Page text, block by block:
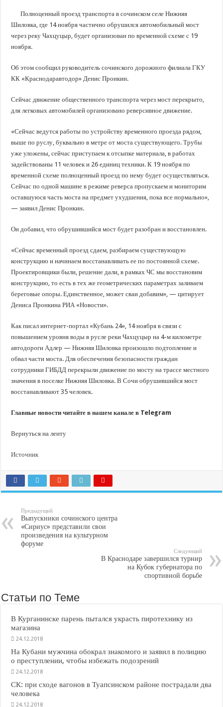
Важные правила обращения в вашу страховую компанию
В городах и районах Кубани отметили День России
Стартовал прием заявок на 20-й юбилейный молодежный форум «Регион 93»
Полноценный проезд транспорта в сочинском селе Нижняя
Шиловка, где 14 ноября частично обрушился автомобильный мост
через реку Чахцуцыр, будет организован по временной схеме с 19
ноября.
Об этом сообщил руководитель сочинского дорожного филиала ГКУ
КК «Краснодаравтодор» Денис Пронкин.
Сейчас движение общественного транспорта через мост перекрыто,
для легковых автомобилей организовано реверсивное движение.
«Сейчас ведутся работы по устройству временного проезда рядом,
выше по руслу, буквально в метре от моста существующего. Трубы
уже уложены, сейчас приступаем к отсыпке материала, в работах
задействованы 11 человек и 26 единиц техники. К 19 ноября по
временной схеме полноценный проезд по нему будет осуществляться.
Сейчас по одной машине в режиме реверса пропускаем и мониторим
оставшуюся часть моста на предмет ухудшения, пока все нормально»,
— заявил Денис Пронкин.
Он добавил, что обрушившийся мост будет разобран и восстановлен.
«Сейчас временный проезд сдаем, разбираем существующую
конструкцию и начинаем восстанавливать ее по постоянной схеме.
Проектировщики были, решение дали, в рамках ЧС мы восстановим
конструкцию, то есть в тех же геометрических параметрах заливаем
береговые опоры. Единственное, может сваи добавим», — цитирует
Дениса Пронкина РИА «Новости».
Как писал интернет-портал «Кубань 24», 14 ноября в связи с
повышением уровня воды в русле реки Чахцуцыр на 4-м километре
автодороги Адлер — Нижняя Шиловка произошло подтопление и
обвал части моста. Для обеспечения безопасности граждан
сотрудники ГИБДД перекрыли движение по мосту на трассе местного
значения в поселке Нижняя Шиловка. В Сочи обрушившийся мост
восстанавливают 35 человек.
Главные новости читайте в нашем канале в Telegram
Вернуться на ленту
Источник
Предыдущий
Выпускники сочинского центра
«Сириус» представили свои
произведения на культурном
форуме
Следующий
В Краснодаре завершился турнир
на Кубок губернатора по
спортивной борьбе
Статьи по Теме
В Курганинске парень пытался украсть пиротехнику из
магазина
24.12.2018
На Кубани мужчина обокрал знакомого и заявил в полицию
о преступлении, чтобы избежать подозрений
24.12.2018
СК: при сходе вагонов в Туапсинском районе пострадали два
человека
24.12.2018